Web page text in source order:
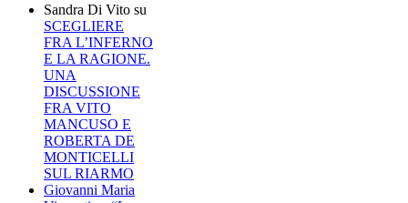
Sandra Di Vito su
SCEGLIERE
FRA L’INFERNO
E LA RAGIONE.
UNA
DISCUSSIONE
FRA VITO
MANCUSO E
ROBERTA DE
MONTICELLI
SUL RIARMO
Giovanni Maria